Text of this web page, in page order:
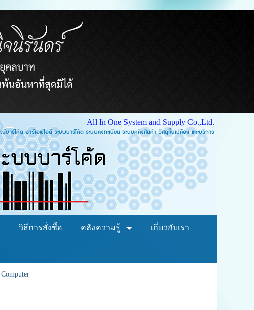
All In One System and Supply Co.,Ltd.
ยน ระบบคลังสินค้า วัสดุสิ้นเปลือง และบริการ
วิธีการสั่งซื้อ คลังความรู้ เกี่ยวกับเรา